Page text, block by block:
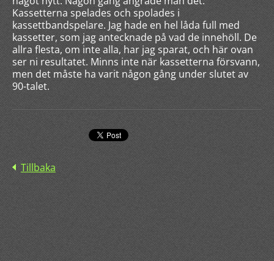
Kassetterna spelades och spolades i
kassettbandspelare. Jag hade en hel låda full med
kassetter, som jag antecknade på vad de innehöll. De
allra flesta, om inte alla, har jag sparat, och här ovan
ser ni resultatet. Minns inte när kassetterna försvann,
men det måste ha varit någon gång under slutet av
90-talet.
Tillbaka